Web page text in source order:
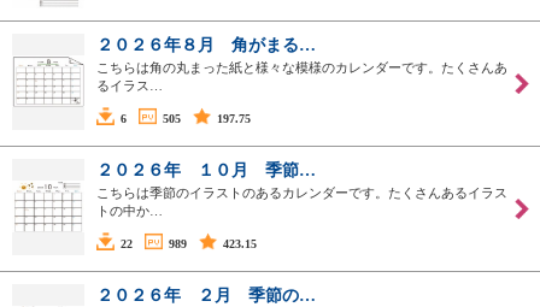
２０２６年８月 角がまる…
こちらは角の丸まった紙と様々な模様のカレンダーです。たくさんあ
るイラス…
6 505 197.75
２０２６年 １０月 季節…
こちらは季節のイラストのあるカレンダーです。たくさんあるイラス
トの中か…
22 989 423.15
２０２６年 ２月 季節の…